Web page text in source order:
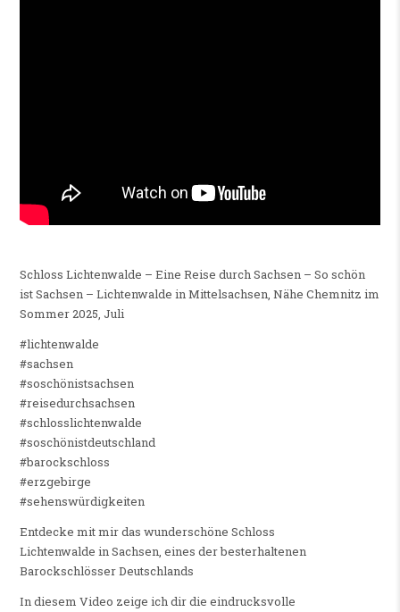
Schloss Lichtenwalde – Eine Reise durch Sachsen – So schön
ist Sachsen – Lichtenwalde in Mittelsachsen, Nähe Chemnitz im
Sommer 2025, Juli
#lichtenwalde
#sachsen
#soschönistsachsen
#reisedurchsachsen
#schlosslichtenwalde
#soschönistdeutschland
#barockschloss
#erzgebirge
#sehenswürdigkeiten
Entdecke mit mir das wunderschöne Schloss
Lichtenwalde in Sachsen, eines der besterhaltenen
Barockschlösser Deutschlands
In diesem Video zeige ich dir die eindrucksvolle